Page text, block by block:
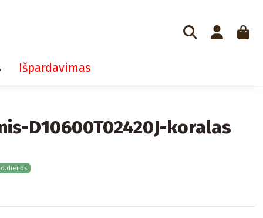
Išpardavimas
D10600T02420J-koralas